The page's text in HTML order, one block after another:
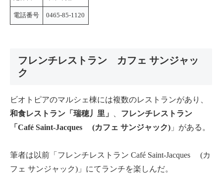
電話番号 0465-85-1120
フレンチレストラン カフェ サンジャッ
ク
ビオトピアのマルシェ棟には複数のレストランがあり、
和食レストラン「瑞穂丿里」
フレンチレストラン
「Café Saint-Jacques (カフェ サンジャック) 」がある。
筆者は以前「フレンチレストラン Café Saint-Jacques (カ
フェ サンジャック)」にてランチを楽しんだ。